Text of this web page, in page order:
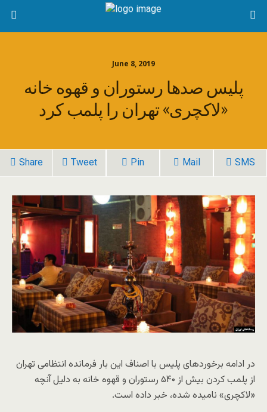
June 8, 2019
پلیس صدها رستوران و قهوه خانه
«لاکچری» تهران را پلمب کرد
Share Tweet Pin Mail SMS
در ادامه برخوردهای پلیس با اصناف این بار فرمانده انتظامی تهران
از پلمب کردن بیش از ۵۴۰ رستوران و قهوه خانه به دلیل آنچه
«لاکچری» نامیده شده، خبر داده است.